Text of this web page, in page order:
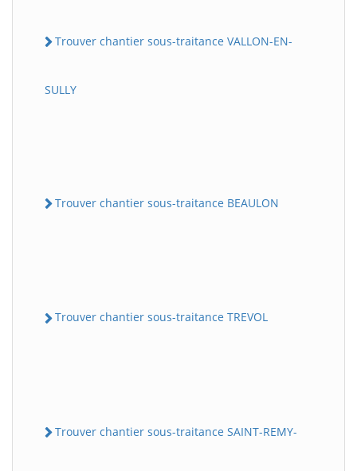
Trouver chantier sous-traitance VALLON-EN-
SULLY
Trouver chantier sous-traitance BEAULON
Trouver chantier sous-traitance TREVOL
Trouver chantier sous-traitance SAINT-REMY-